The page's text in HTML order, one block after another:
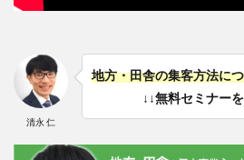
清永 仁
地方・田舎の集客方法に
↓↓無料セミナー